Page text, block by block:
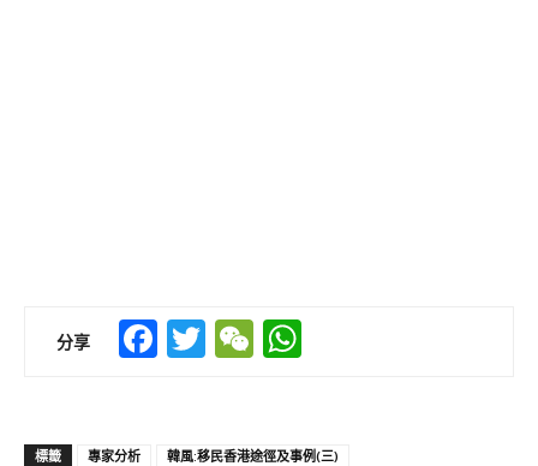
分享 Facebook
TwitterWeChat
標籤 專家分析 韓風:移民香港途徑及事例(三)